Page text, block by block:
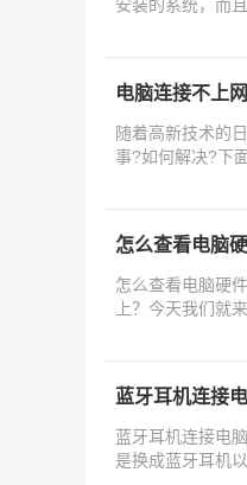
安装的系统，而
电脑连接不上
随着高新技术的
事?如何解决?下
怎么查看电脑
怎么查看电脑硬
上？今天我们就
蓝牙耳机连接
蓝牙耳机连接电
是换成蓝牙耳机